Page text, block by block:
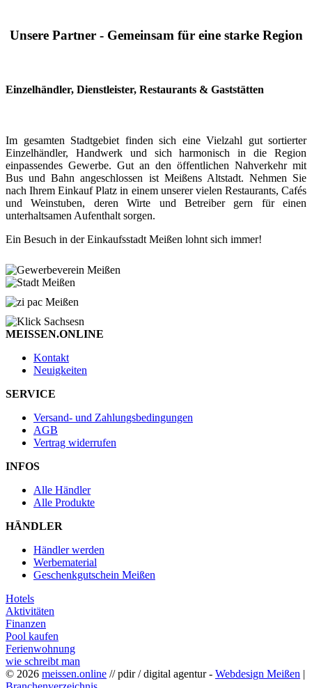
Unsere Partner - Gemeinsam für eine starke Region
Einzelhändler, Dienstleister, Restaurants & Gaststätten
Im gesamten Stadtgebiet finden sich eine Vielzahl gut sortierter
Einzelhändler, Handwerk und sich harmonisch in die Region
einpassendes Gewerbe. Gut an den öffentlichen Nahverkehr mit
Bus und Bahn angeschlossen ist Meißens Altstadt. Nehmen Sie
nach Ihrem Einkauf Platz in einem unserer vielen Restaurants, Cafés
und Weinstuben, deren Wirte und Betreiber gern für einen
unterhaltsamen Aufenthalt sorgen.
Ein Besuch in der Einkaufsstadt Meißen lohnt sich immer!
MEISSEN.ONLINE
Kontakt
Neuigkeiten
SERVICE
Versand- und Zahlungsbedingungen
AGB
Vertrag widerrufen
INFOS
Alle Händler
Alle Produkte
HÄNDLER
Händler werden
Werbematerial
Geschenkgutschein Meißen
Hotels
Aktivitäten
Finanzen
Pool kaufen
Ferienwohnung
wie schreibt man
© 2026 meissen.online // pdir / digital agentur - Webdesign Meißen |